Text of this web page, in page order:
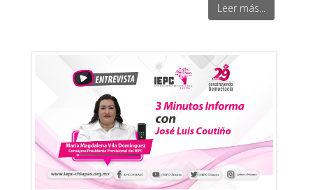
Leer más...